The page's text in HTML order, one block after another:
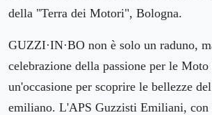
della "Terra dei Motori", Bologna.
GUZZI·IN·BO non è solo un raduno,
celebrazione della passione per le
un'occasione per scoprire le bellezze
emiliano. L'APS Guzzisti Emiliani, con